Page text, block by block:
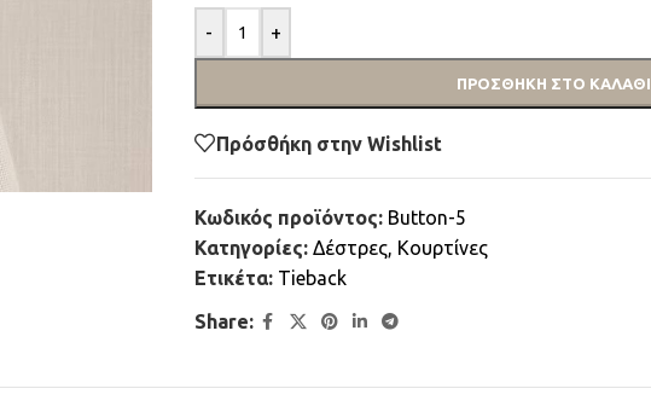
- +
ΠΡΟΣΘΉΚΗ ΣΤΟ ΚΑΛΆΘΙ
Πρόσθήκη στην Wishlist
Κωδικός προϊόντος: Button-5
Κατηγορίες: Δέστρες, Κουρτίνες
Ετικέτα: Τieback
Share: